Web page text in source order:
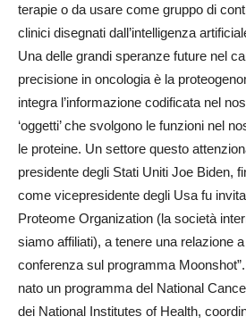
terapie o da usare come gruppo di
clinici disegnati dall’intelligenza
Una delle grandi speranze future nel
precisione in oncologia è la
integra l’informazione codificata nel
‘oggetti’ che svolgono le funzioni nel
le proteine. Un settore questo
presidente degli Stati Uniti Joe Biden,
come vicepresidente degli Usa fu
Proteome Organization (la società
siamo affiliati), a tenere una relazione
conferenza sul programma
nato un programma del National
dei National Institutes of Health,